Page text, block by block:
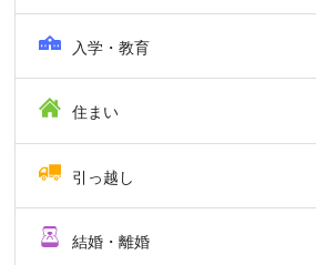
入学・教育
住まい
引っ越し
結婚・離婚